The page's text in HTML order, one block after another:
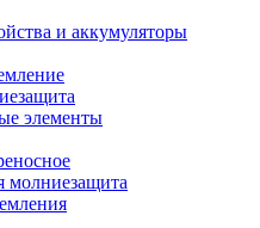
и аккумуляторы
элементы
молниезащита